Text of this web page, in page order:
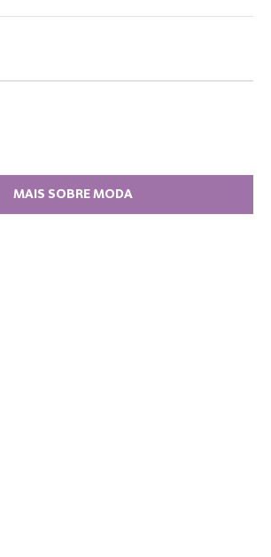
MAIS SOBRE MODA